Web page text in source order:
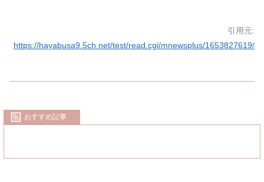
引用元:
https://hayabusa9.5ch.net/test/read.cgi/mnewsplus/1653827619/
おすすめ記事